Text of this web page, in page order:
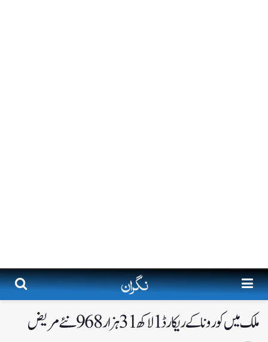
ملک میں کورونا کے ریکارڈ 1لاکھ 31ہزار968 نئےمریض